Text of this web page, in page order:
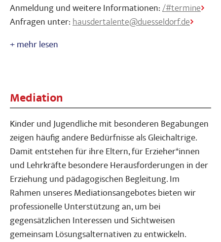
Anmeldung und weitere Informationen:/#termine
Anfragen unter:hausdertalente@duesseldorf.de
Mediation
Kinder und Jugendliche mit besonderen Begabungen
zeigen häufig andere Bedürfnisse als Gleichaltrige.
Damit entstehen für ihre Eltern, für Erzieher*innen
und Lehrkräfte besondere Herausforderungen in der
Erziehung und pädagogischen Begleitung. Im
Rahmen unseres Mediationsangebotes bieten wir
professionelle Unterstützung an, um bei
gegensätzlichen Interessen und Sichtweisen
gemeinsam Lösungsalternativen zu entwickeln.